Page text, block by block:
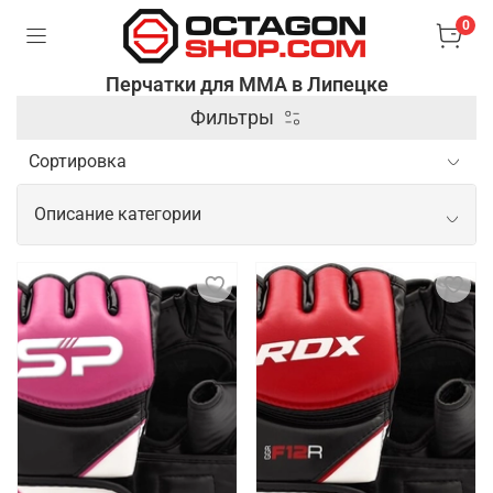
0
Перчатки для ММА в Липецке
Фильтры
Описание категории
Профессиональные перчатки для
ММА
Перчатки для ММА (смешанных боевых искусств)
– это специальные аксессуары, которые
используются для защиты рук и обеспечения
безопасности бойцов во время тренировок и
соревнований. Они отличаются от боксерских
перчаток тем, что имеют открытые пальцы и